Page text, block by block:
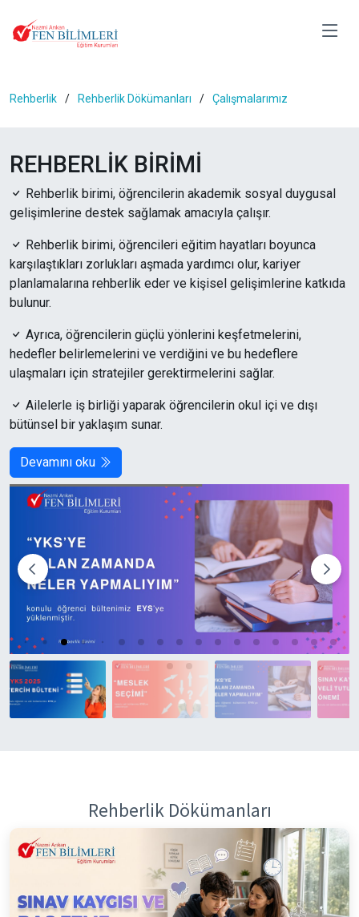
Rehberlik Rehberlik Dökümanları Çalışmalarımız
REHBERLİK BİRİMİ
Rehberlik birimi, öğrencilerin akademik sosyal duygusal
gelişimlerine destek sağlamak amacıyla çalışır.
Rehberlik birimi, öğrencileri eğitim hayatları boyunca
karşılaştıkları zorlukları aşmada yardımcı olur, kariyer
planlamalarına rehberlik eder ve kişisel gelişimlerine katkıda
bulunur.
Ayrıca, öğrencilerin güçlü yönlerini keşfetmelerini,
hedefler belirlemelerini ve verdiğini ve bu hedeflere
ulaşmaları için stratejiler gerektirmelerini sağlar.
Ailelerle iş birliği yaparak öğrencilerin okul içi ve dışı
bütünsel bir yaklaşım sunar.
Devamını oku
Rehberlik Dökümanları